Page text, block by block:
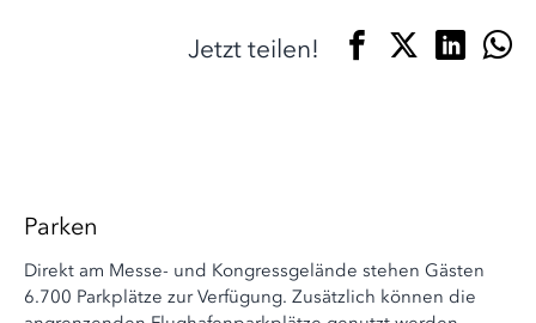
Jetzt teilen!
Parken
Direkt am Messe- und Kongressgelände stehen Gästen
6.700 Parkplätze zur Verfügung. Zusätzlich können die